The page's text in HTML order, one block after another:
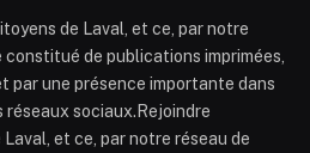
de Laval, et ce, par notre
de publications imprimées,
par une présence importante dans
réseaux sociaux.Rejoindre
Laval, et ce, par notre réseau de